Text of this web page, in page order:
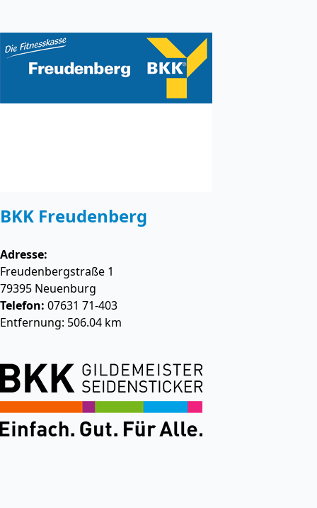
BKK Freudenberg
Adresse:
Freudenbergstraße 1
79395 Neuenburg
Telefon: 07631 71-403
Entfernung: 506.04 km